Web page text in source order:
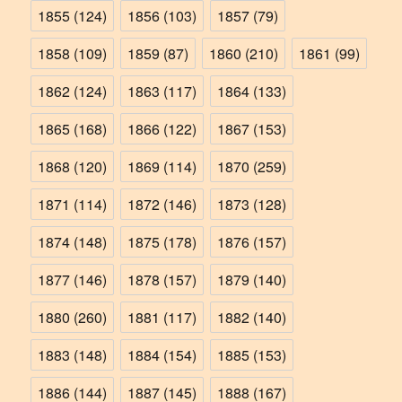
1855 (124) 1856 (103) 1857 (79)
1858 (109) 1859 (87) 1860 (210) 1861 (99)
1862 (124) 1863 (117) 1864 (133)
1865 (168) 1866 (122) 1867 (153)
1868 (120) 1869 (114) 1870 (259)
1871 (114) 1872 (146) 1873 (128)
1874 (148) 1875 (178) 1876 (157)
1877 (146) 1878 (157) 1879 (140)
1880 (260) 1881 (117) 1882 (140)
1883 (148) 1884 (154) 1885 (153)
1886 (144) 1887 (145) 1888 (167)